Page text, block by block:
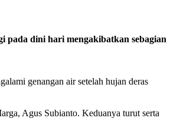
dini hari mengakibatkan sebagian
genangan air setelah hujan deras
Agus Subianto. Keduanya turut serta